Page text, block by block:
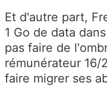
Et d'autre part,
1 Go de data
pas faire de
rémunérateur
faire migrer ses